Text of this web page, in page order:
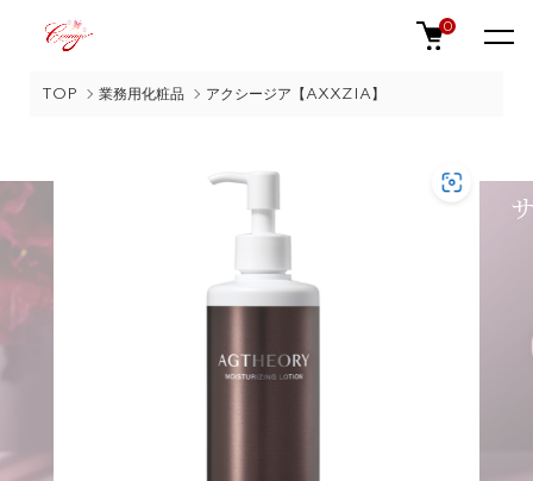
0
TOP 業務用化粧品 アクシージア【AXXZIA】